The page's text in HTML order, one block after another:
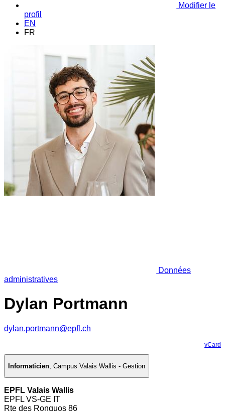
Modifier le
profil
EN
FR
Données
administratives
Dylan Portmann
dylan.portmann@epfl.ch
vCard
Informaticien, Campus Valais Wallis - Gestion
EPFL Valais Wallis
EPFL VS-GE IT
Rte des Ronquos 86